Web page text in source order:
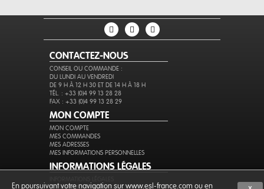
CONTACTEZ-NOUS
CONSEIL OU COMMANDE :
DU LUNDI AU VENDREDI
DE 9 H À 12 H 30 ET DE 14 H À 18 H
TÉL. : +33 (0)4 99 13 28 28
FAX : +33 (0)4 99 13 28 29
MON COMPTE
MON COMPTE
MES COMMANDES
MES ADRESSES
MES INFORMATIONS PERSONNELLES
INFORMATIONS LÉGALES
En poursuivant votre navigation sur www.esl-france.com ou en